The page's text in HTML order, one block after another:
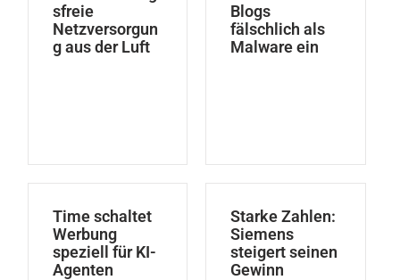
sfreie
Netzversorgun
g aus der Luft
Blogs
fälschlich als
Malware ein
Time schaltet
Werbung
speziell für KI-
Agenten
Starke Zahlen:
Siemens
steigert seinen
Gewinn